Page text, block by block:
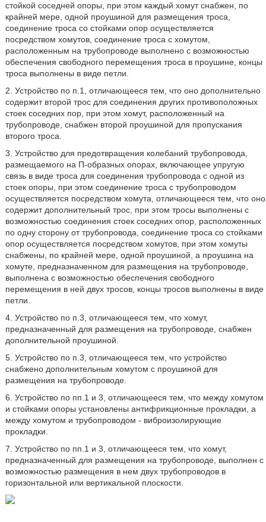
стойкой соседней опоры, при этом каждый хомут снабжен, по
крайней мере, одной проушиной для размещения троса,
соединение троса со стойками опор осуществляется
посредством хомутов, соединение троса с хомутом,
расположенным на трубопроводе выполнено с возможностью
обеспечения свободного перемещения троса в проушине, концы
троса выполнены в виде петли.
2. Устройство по п.1, отличающееся тем, что оно дополнительно
содержит второй трос для соединения других противоположных
стоек соседних пор, при этом хомут, расположенный на
трубопроводе, снабжен второй проушиной для пропускания
второго троса.
3. Устройство для предотвращения колебаний трубопровода,
размещаемого на П-образных опорах, включающее упругую
связь в виде троса для соединения трубопровода с одной из
стоек опоры, при этом соединение троса с трубопроводом
осуществляется посредством хомута, отличающееся тем, что оно
содержит дополнительный трос, при этом тросы выполнены с
возможностью соединения стоек соседних опор, расположенных
по одну сторону от трубопровода, соединение троса со стойками
опор осуществляется посредством хомутов, при этом хомуты
снабжены, по крайней мере, одной проушиной, а проушина на
хомуте, предназначенном для размещения на трубопроводе,
выполнена с возможностью обеспечения свободного
перемещения в ней двух тросов, концы тросов выполнены в виде
петли.
4. Устройство по п.3, отличающееся тем, что хомут,
предназначенный для размещения на трубопроводе, снабжен
дополнительной проушиной.
5. Устройство по п.3, отличающееся тем, что устройство
снабжено дополнительным хомутом с проушиной для
размещения на трубопроводе.
6. Устройство по пп.1 и 3, отличающееся тем, что между хомутом
и стойками опоры установлены антифрикционные прокладки, а
между хомутом и трубопроводом - виброизолирующие
прокладки.
7. Устройство по пп.1 и 3, отличающееся тем, что хомут,
предназначенный для размещения на трубопроводе, выполнен с
возможностью размещения в нем двух трубопроводов в
горизонтальной или вертикальной плоскости.